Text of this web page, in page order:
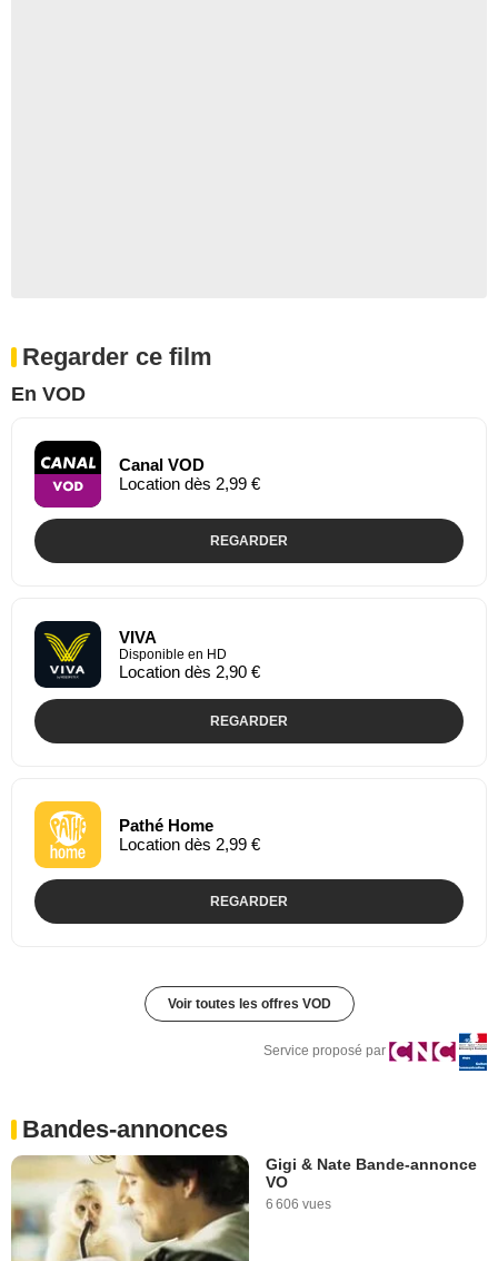
Regarder ce film
En VOD
Canal VOD
Location dès 2,99 €
REGARDER
VIVA
Disponible en HD
Location dès 2,90 €
REGARDER
Pathé Home
Location dès 2,99 €
REGARDER
Voir toutes les offres VOD
Service proposé par
Bandes-annonces
Gigi & Nate Bande-annonce
VO
6 606 vues